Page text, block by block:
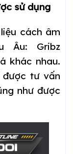
sử dụng
cách âm
Âu: Gribz
khác nhau.
được tư vấn
như được